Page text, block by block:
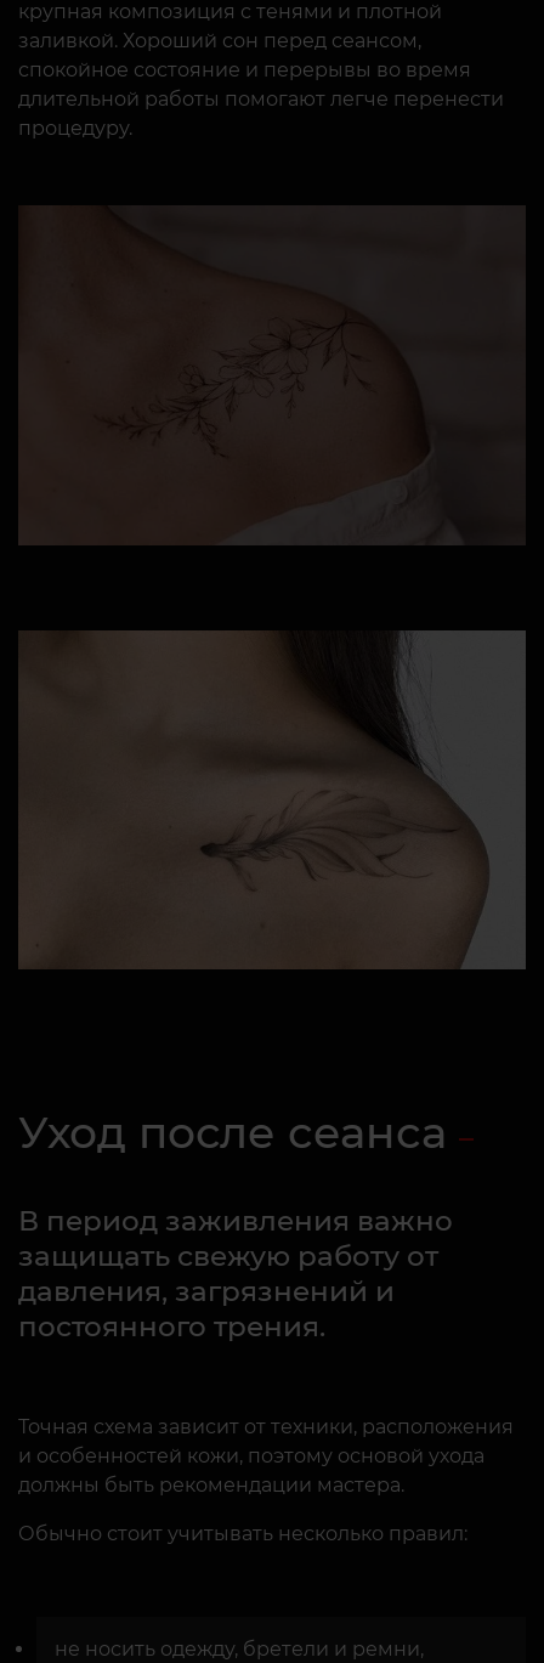
крупная композиция с тенями и плотной
заливкой. Хороший сон перед сеансом,
спокойное состояние и перерывы во время
длительной работы помогают легче перенести
процедуру.
Уход после сеанса
В период заживления важно
защищать свежую работу от
давления, загрязнений и
постоянного трения.
Точная схема зависит от техники, расположения
и особенностей кожи, поэтому основой ухода
должны быть рекомендации мастера.
Обычно стоит учитывать несколько правил:
не носить одежду, бретели и ремни,